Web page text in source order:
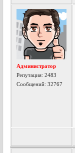
Администратор
Репутация:2483
Сообщений: 32767